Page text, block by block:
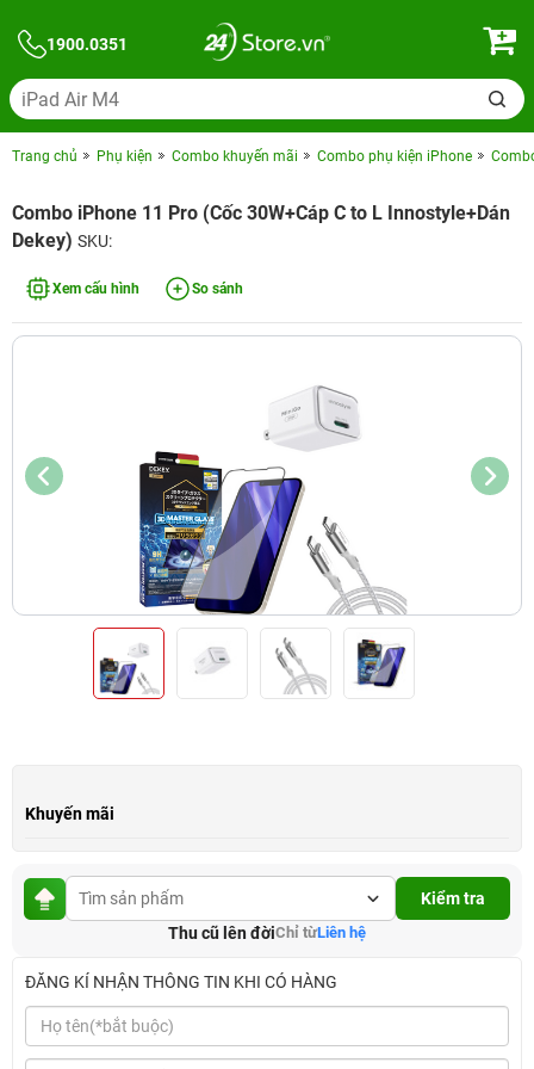
1900.0351
Trang chủ Phụ kiện Combo khuyến mãi Combo phụ kiện iPhone
Combo iPhone 11 Pro (Cốc 30W+Cáp C to L Innostyle+Dán
Dekey) SKU:
Xem cấu hình So sánh
Khuyến mãi
Kiểm tra
Thu cũ lên đờiChỉ từLiên hệ
ĐĂNG KÍ NHẬN THÔNG TIN KHI CÓ HÀNG